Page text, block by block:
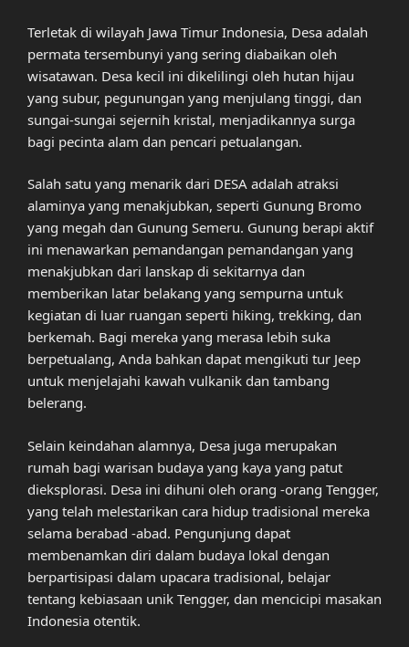
Terletak di wilayah Jawa Timur Indonesia, Desa adalah
permata tersembunyi yang sering diabaikan oleh
wisatawan. Desa kecil ini dikelilingi oleh hutan hijau
yang subur, pegunungan yang menjulang tinggi, dan
sungai-sungai sejernih kristal, menjadikannya surga
bagi pecinta alam dan pencari petualangan.
Salah satu yang menarik dari DESA adalah atraksi
alaminya yang menakjubkan, seperti Gunung Bromo
yang megah dan Gunung Semeru. Gunung berapi aktif
ini menawarkan pemandangan pemandangan yang
menakjubkan dari lanskap di sekitarnya dan
memberikan latar belakang yang sempurna untuk
kegiatan di luar ruangan seperti hiking, trekking, dan
berkemah. Bagi mereka yang merasa lebih suka
berpetualang, Anda bahkan dapat mengikuti tur Jeep
untuk menjelajahi kawah vulkanik dan tambang
belerang.
Selain keindahan alamnya, Desa juga merupakan
rumah bagi warisan budaya yang kaya yang patut
dieksplorasi. Desa ini dihuni oleh orang -orang Tengger,
yang telah melestarikan cara hidup tradisional mereka
selama berabad -abad. Pengunjung dapat
membenamkan diri dalam budaya lokal dengan
berpartisipasi dalam upacara tradisional, belajar
tentang kebiasaan unik Tengger, dan mencicipi masakan
Indonesia otentik.